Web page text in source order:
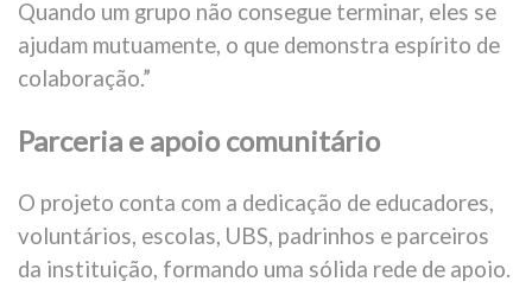
Quando um grupo não consegue terminar, eles se
ajudam mutuamente, o que demonstra espírito de
colaboração.”
Parceria e apoio comunitário
O projeto conta com a dedicação de educadores,
voluntários, escolas, UBS, padrinhos e parceiros
da instituição, formando uma sólida rede de apoio.